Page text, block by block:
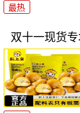
最热
双十一现货